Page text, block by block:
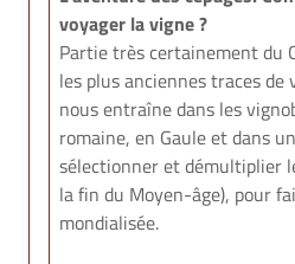
voyager la vigne ?
Partie très certainement du
les plus anciennes traces
nous entraîne dans les
romaine, en Gaule et dans
sélectionner et démultiplier
la fin du Moyen-âge), pour
mondialisée.